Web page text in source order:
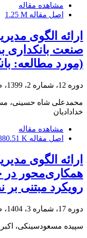
مشاهده مقاله
اصل مقاله 1.25 M
ارائه الگوی
صنعت بانکداری
(مورد‌ مطا‌لعه:
دوره 12، شماره 2، 1399، صفحه
محمدعلی شاه حسینی،
خدادادیان
مشاهده مقاله
اصل مقاله K
ارائه الگوی
همکاری‌محور در
رویکرد مبتنی بر
دوره 17، شماره 3، 1404، صفحه
سپیده مسعودسینکی،